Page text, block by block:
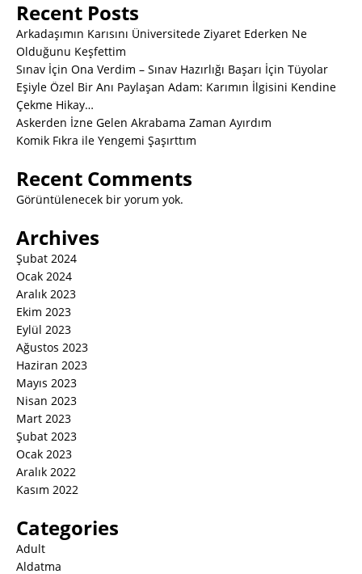
Recent Posts
Arkadaşımın Karısını Üniversitede Ziyaret Ederken Ne
Olduğunu Keşfettim
Sınav İçin Ona Verdim – Sınav Hazırlığı Başarı İçin Tüyolar
Eşiyle Özel Bir Anı Paylaşan Adam: Karımın İlgisini Kendine
Çekme Hikay…
Askerden İzne Gelen Akrabama Zaman Ayırdım
Komik Fıkra ile Yengemi Şaşırttım
Recent Comments
Görüntülenecek bir yorum yok.
Archives
Şubat 2024
Ocak 2024
Aralık 2023
Ekim 2023
Eylül 2023
Ağustos 2023
Haziran 2023
Mayıs 2023
Nisan 2023
Mart 2023
Şubat 2023
Ocak 2023
Aralık 2022
Kasım 2022
Categories
Adult
Aldatma